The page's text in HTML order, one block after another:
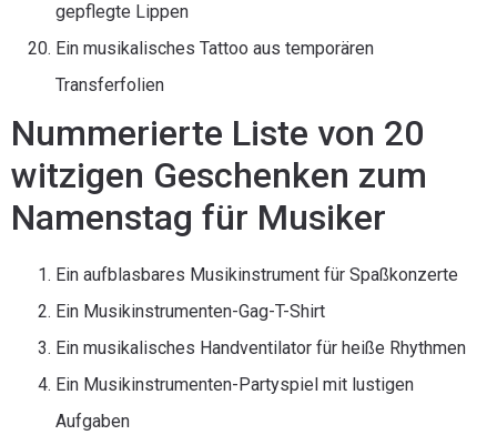
gepflegte Lippen
Ein musikalisches Tattoo aus temporären
Transferfolien
Nummerierte Liste von 20
witzigen Geschenken zum
Namenstag für Musiker
Ein aufblasbares Musikinstrument für Spaßkonzerte
Ein Musikinstrumenten-Gag-T-Shirt
Ein musikalisches Handventilator für heiße Rhythmen
Ein Musikinstrumenten-Partyspiel mit lustigen
Aufgaben